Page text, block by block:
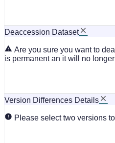
Deaccession Dataset
Are you sure you want to
is permanent an it will no
Version Differences Details
Please select two versions